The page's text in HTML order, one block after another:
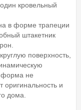
кровельный
в форме трапеции
штакетник
поверхность,
форма не
оригинальность и
дома.